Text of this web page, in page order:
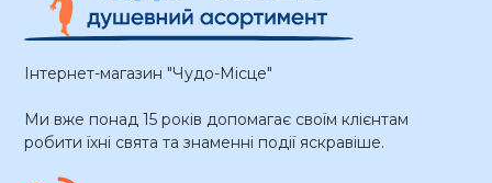
Інтернет-магазин "Чудо-Місце"
Ми вже понад 15 років допомагає своїм клієнтам
робити їхні свята та знаменні події яскравіше.